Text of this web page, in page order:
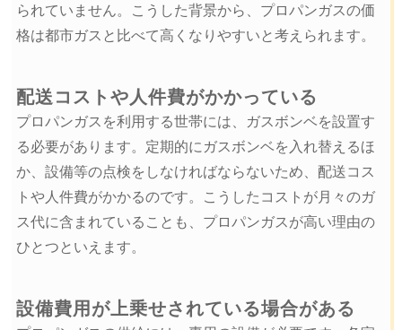
られていません。こうした背景から、プロパンガスの価
格は都市ガスと比べて高くなりやすいと考えられます。
配送コストや人件費がかかっている
プロパンガスを利用する世帯には、ガスボンベを設置す
る必要があります。定期的にガスボンベを入れ替えるほ
か、設備等の点検をしなければならないため、配送コス
トや人件費がかかるのです。こうしたコストが月々のガ
ス代に含まれていることも、プロパンガスが高い理由の
ひとつといえます。
設備費用が上乗せされている場合がある